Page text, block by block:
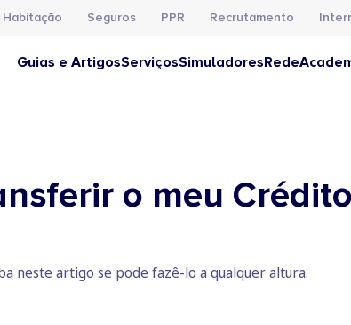
Seguros PPR Recrutamento
Guias e ArtigosServiçosSimuladoresRede
o meu
neste artigo se pode fazê-lo a qualquer altura.